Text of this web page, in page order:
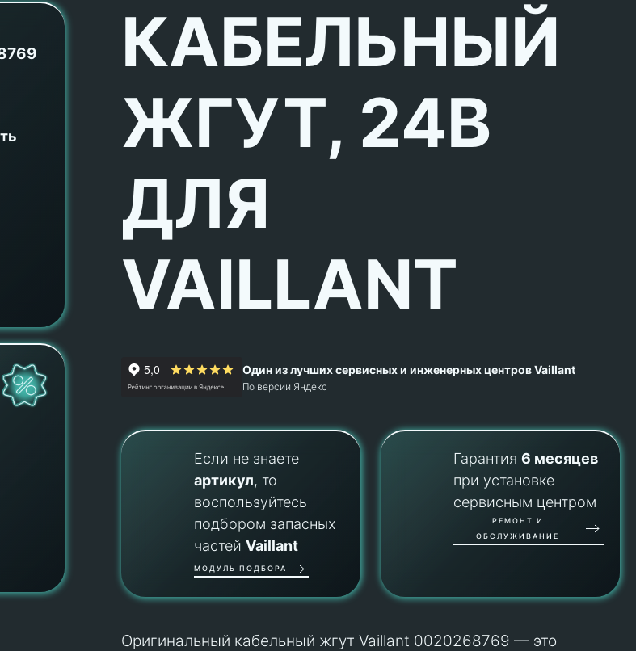
КАБЕЛЬНЫЙ
ЖГУТ, 24В
ДЛЯ
VAILLANT
Один из лучших сервисных и инженерных центров Vaillant
По версии Яндекс
Если не знаете
артикул, то
воспользуйтесь
подбором запасных
частейVaillant
МОДУЛЬ ПОДБОРА
Гарантия6 месяцев
при установке
сервисным центром
РЕМОНТ И
ОБСЛУЖИВАНИЕ
Оригинальный кабельный жгут Vaillant 0020268769 — это